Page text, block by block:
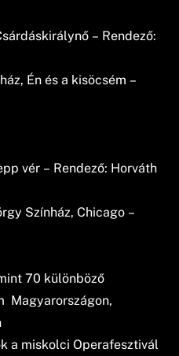
– Rendező:
Én és a kisöcsém –
vér – Rendező: Horváth
Színház, Chicago –
70 különböző
Magyarországon,
a miskolci Operafesztivál